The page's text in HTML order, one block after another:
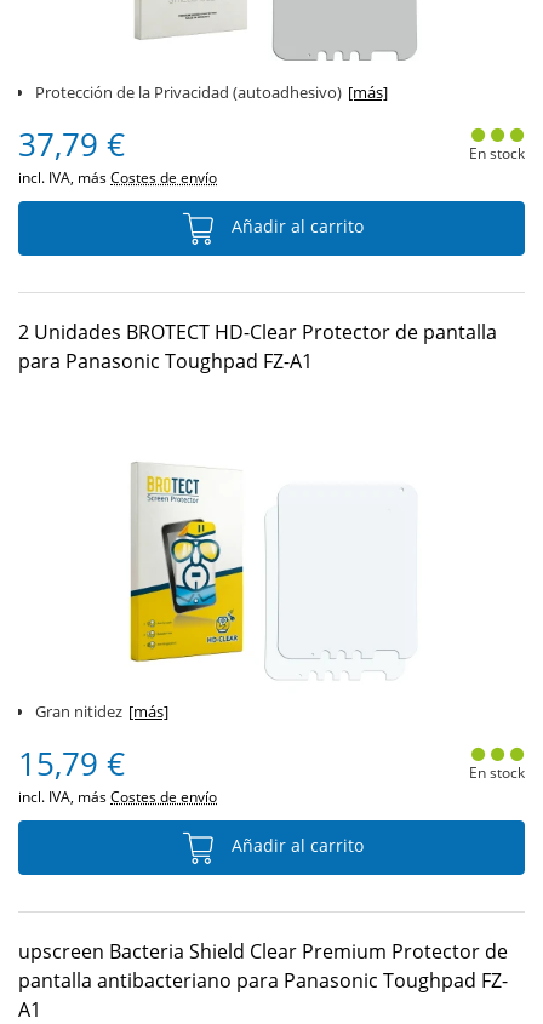
Protección de la Privacidad (autoadhesivo) [más]
37,79 €
incl. IVA, másCostes de envío
En stock
Añadir al carrito
2 Unidades BROTECT HD-Clear Protector de pantalla
para Panasonic Toughpad FZ-A1
Gran nitidez [más]
15,79 €
incl. IVA, másCostes de envío
En stock
Añadir al carrito
upscreen Bacteria Shield Clear Premium Protector de
pantalla antibacteriano para Panasonic Toughpad FZ-
A1